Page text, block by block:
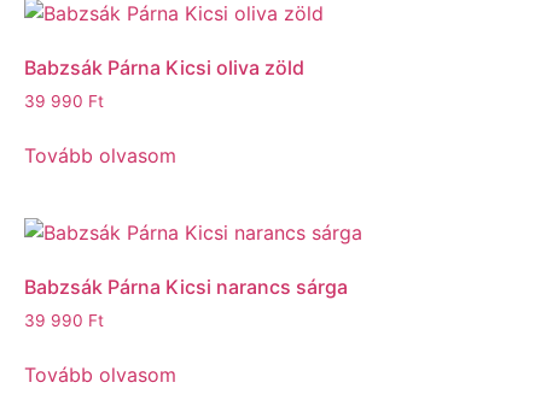
Babzsák Párna Kicsi oliva zöld
39 990 Ft
Tovább olvasom
Babzsák Párna Kicsi narancs sárga
39 990 Ft
Tovább olvasom